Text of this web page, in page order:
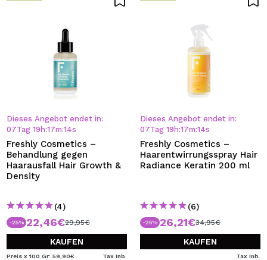
Dieses Angebot endet in:
07Tag 19 h:17m:13s
Freshly Cosmetics –
Behandlung gegen
Haarausfall Hair Growth &
Density
(4)
-25% 22,46€29,95€
KAUFEN
Preis x 100 Gr: 59,90€ Tax Inb.
Dieses Angebot endet in:
07Tag 19 h:17m:13s
Freshly Cosmetics –
Haarentwirrungsspray Hair
Radiance Keratin 200 ml
(6)
-25% 26,21€34,95€
KAUFEN
Tax Inb.